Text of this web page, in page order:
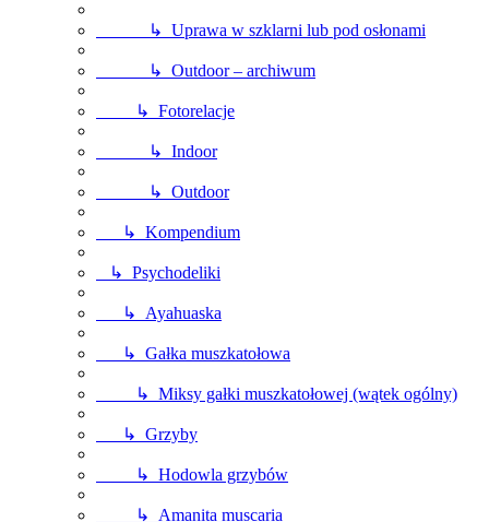
↳ Uprawa w szklarni lub pod osłonami
↳ Outdoor – archiwum
↳ Fotorelacje
↳ Indoor
↳ Outdoor
↳ Kompendium
↳ Psychodeliki
↳ Ayahuaska
↳ Gałka muszkatołowa
↳ Miksy gałki muszkatołowej (wątek ogólny)
↳ Grzyby
↳ Hodowla grzybów
↳ Amanita muscaria